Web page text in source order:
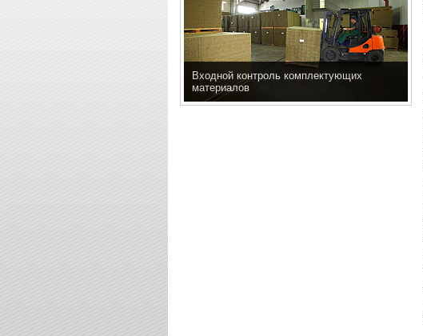
Входной контроль комплектующих
материалов